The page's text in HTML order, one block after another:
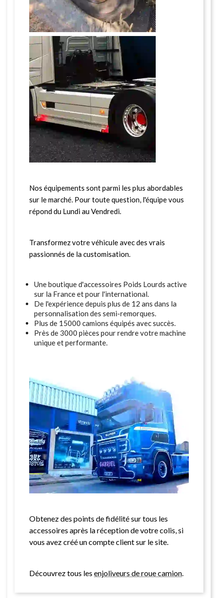
Nos équipements sont parmi les plus abordables
sur le marché. Pour toute question, l'équipe vous
répond du Lundi au Vendredi.
Transformez votre véhicule avec des vrais
passionnés de la customisation.
Une boutique d'accessoires Poids Lourds active
sur la France et pour l'international.
De l'expérience depuis plus de 12 ans dans la
personnalisation des semi-remorques.
Plus de 15000 camions équipés avec succès.
Près de 3000 pièces pour rendre votre machine
unique et performante.
Obtenez des points de fidélité sur tous les
accessoires après la réception de votre colis, si
vous avez créé un compte client sur le site.
Découvrez tous les enjoliveurs de roue camion